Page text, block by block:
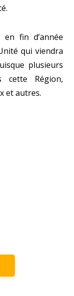
fin d’année
qui viendra
plusieurs
cette Région,
et autres.